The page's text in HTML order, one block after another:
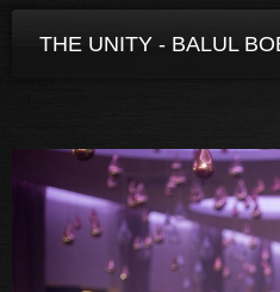
THE UNITY - BALUL